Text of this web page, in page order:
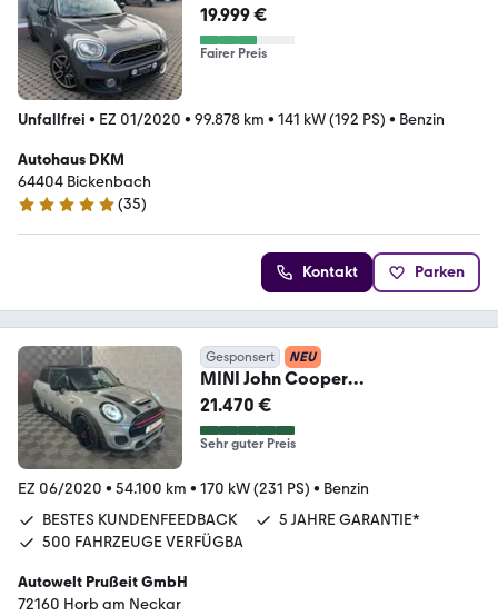
19.999 €
Fairer Preis
Unfallfrei • EZ 01/2020 • 99.878 km • 141 kW (192 PS) • Benzin
Autohaus DKM
64404 Bickenbach
5 Sterne
(35)
Kontakt Parken
Gesponsert NEU
MINI John Cooper
Works*CARBON*SPORT.AGA-
LED-ACC-SHZ
21.470 €
Sehr guter Preis
EZ 06/2020 • 54.100 km • 170 kW (231 PS) • Benzin
BESTES KUNDENFEEDBACK
5 JAHRE GARANTIE*
500 FAHRZEUGE VERFÜGBA
Autowelt Prußeit GmbH
72160 Horb am Neckar